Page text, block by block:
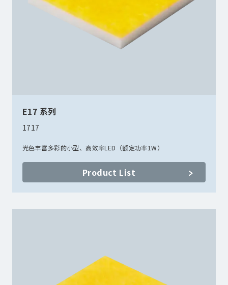
E17 系列
1717
光色丰富多彩的小型、高效率LED（额定功率1W）
Product List